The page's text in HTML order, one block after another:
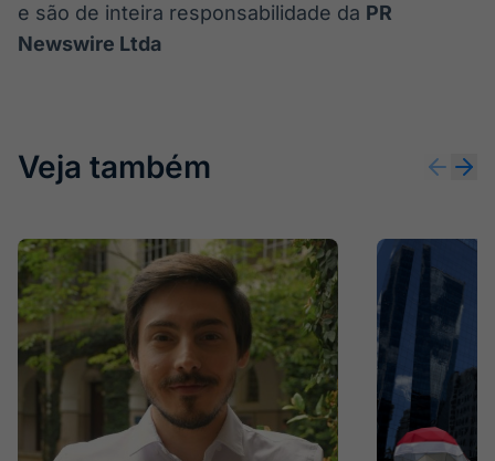
e são de inteira responsabilidade da PR
Newswire Ltda
Veja também